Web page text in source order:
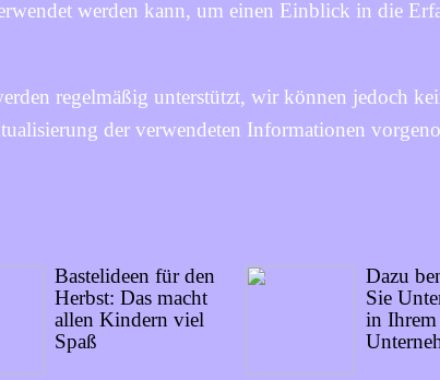
werden kann, um einen Einblick in die
regelmäßig unterstützt, wir können jedoch
der verwendeten Informationen
Bastelideen für den
Herbst: Das macht
allen Kindern viel
Spaß
Dazu
Sie
in Ihrem